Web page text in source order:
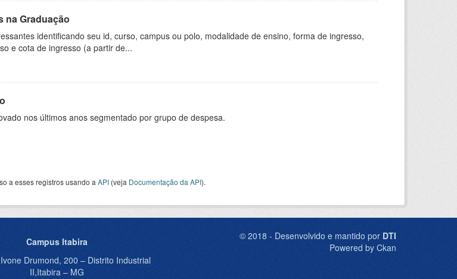
na Graduação
identificando seu id, curso, campus ou polo, modalidade de ensino, forma de ingresso,
e cota de ingresso (a partir de...
nos últimos anos segmentado por grupo de despesa.
a esses registros usando a API (veja Documentação da API).
Campus Itabira
Drumond, 200 – Distrito Industrial
II,Itabira – MG
© 2018 - Desenvolvido e mantido por DTI
Powered by Ckan